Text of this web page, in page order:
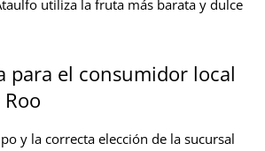
utiliza la fruta más barata y dulce
para el consumidor local
y la correcta elección de la sucursal